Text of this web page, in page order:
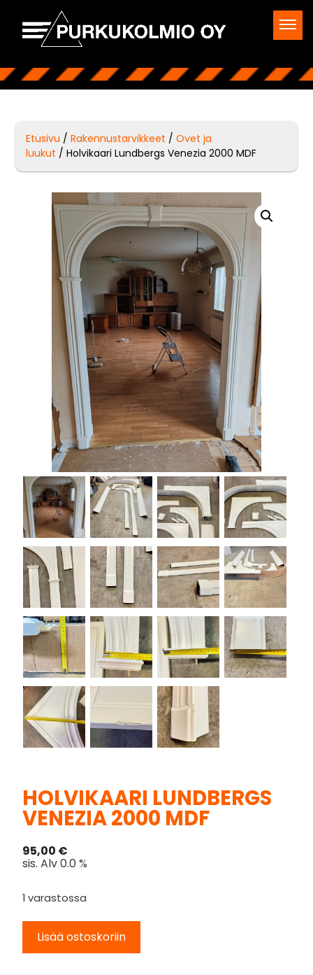
Etusivu /Rakennustarvikkeet /Ovet ja
luukut / Holvikaari Lundbergs Venezia 2000 MDF
HOLVIKAARI LUNDBERGS
VENEZIA 2000 MDF
95,00 €
sis. Alv 0.0 %
1 varastossa
Lisää ostoskoriin